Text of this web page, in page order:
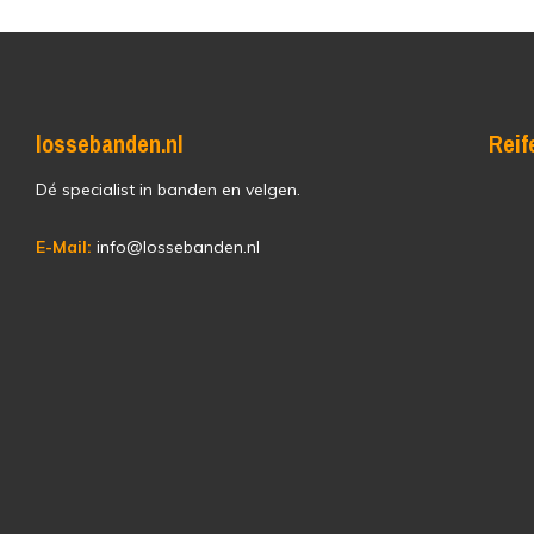
lossebanden.nl
Dé specialist in banden en velgen.
E-Mail: info@lossebanden.nl